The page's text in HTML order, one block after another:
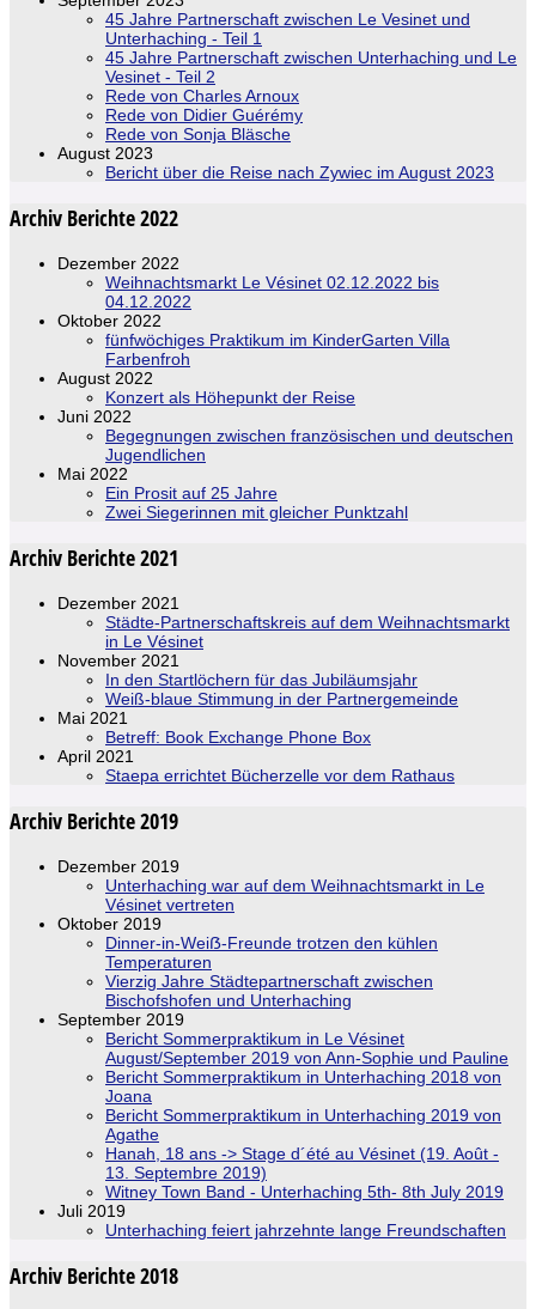
45 Jahre Partnerschaft zwischen Le Vesinet und
Unterhaching - Teil 1
45 Jahre Partnerschaft zwischen Unterhaching und Le
Vesinet - Teil 2
Rede von Charles Arnoux
Rede von Didier Guérémy
Rede von Sonja Bläsche
August 2023
Bericht über die Reise nach Zywiec im August 2023
Archiv Berichte 2022
Dezember 2022
Weihnachtsmarkt Le Vésinet 02.12.2022 bis
04.12.2022
Oktober 2022
fünfwöchiges Praktikum im KinderGarten Villa
Farbenfroh
August 2022
Konzert als Höhepunkt der Reise
Juni 2022
Begegnungen zwischen französischen und deutschen
Jugendlichen
Mai 2022
Ein Prosit auf 25 Jahre
Zwei Siegerinnen mit gleicher Punktzahl
Archiv Berichte 2021
Dezember 2021
Städte-Partnerschaftskreis auf dem Weihnachtsmarkt
in Le Vésinet
November 2021
In den Startlöchern für das Jubiläumsjahr
Weiß-blaue Stimmung in der Partnergemeinde
Mai 2021
Betreff: Book Exchange Phone Box
April 2021
Staepa errichtet Bücherzelle vor dem Rathaus
Archiv Berichte 2019
Dezember 2019
Unterhaching war auf dem Weihnachtsmarkt in Le
Vésinet vertreten
Oktober 2019
Dinner-in-Weiẞ-Freunde trotzen den kühlen
Temperaturen
Vierzig Jahre Städtepartnerschaft zwischen
Bischofshofen und Unterhaching
September 2019
Bericht Sommerpraktikum in Le Vésinet
August/September 2019 von Ann-Sophie und Pauline
Bericht Sommerpraktikum in Unterhaching 2018 von
Joana
Bericht Sommerpraktikum in Unterhaching 2019 von
Agathe
Hanah, 18 ans -> Stage d´été au Vésinet (19. Août -
13. Septembre 2019)
Witney Town Band - Unterhaching 5th- 8th July 2019
Juli 2019
Unterhaching feiert jahrzehnte lange Freundschaften
Archiv Berichte 2018